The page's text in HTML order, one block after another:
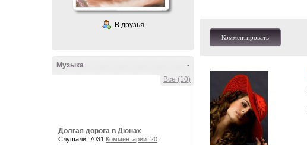
В друзья
-
Музыка
Все (10)
Долгая дорога в Дюнах
Слушали: 7031 Комментарии: 20
Комментировать